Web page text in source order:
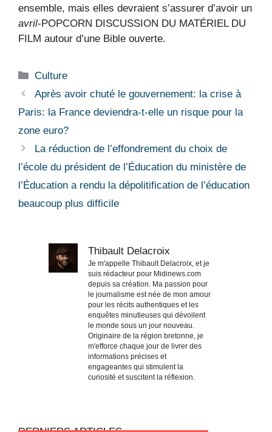
ensemble, mais elles devraient s’assurer d’avoir un
avril-POPCORN DISCUSSION DU MATÉRIEL DU
FILM autour d’une Bible ouverte.
Catégories
Culture
Après avoir chuté le gouvernement: la crise à
Paris: la France deviendra-t-elle un risque pour la
zone euro?
La réduction de l’effondrement du choix de
l’école du président de l’Éducation du ministère de
l’Éducation a rendu la dépolitification de l’éducation
beaucoup plus difficile
Thibault Delacroix
Je m'appelle Thibault Delacroix, et je
suis rédacteur pour Midinews.com
depuis sa création. Ma passion pour
le journalisme est née de mon amour
pour les récits authentiques et les
enquêtes minutieuses qui dévoilent
le monde sous un jour nouveau.
Originaire de la région bretonne, je
m'efforce chaque jour de livrer des
informations précises et
engageantes qui stimulent la
curiosité et suscitent la réflexion.